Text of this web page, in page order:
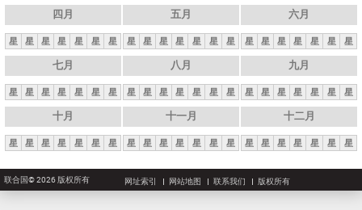
四月
星 星 星 星 星 星 星
五月
星 星 星 星 星 星 星
六月
星 星 星 星 星 星 星
七月
星 星 星 星 星 星 星
八月
星 星 星 星 星 星 星
九月
星 星 星 星 星 星 星
十月
星 星 星 星 星 星 星
十一月
星 星 星 星 星 星 星
十二月
星 星 星 星 星 星 星
联合国© 2026 版权所有 网址索引 网站地图 联系我们 版权所有